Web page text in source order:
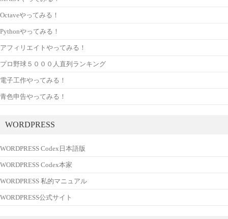
Octaveやってみる！
Pythonやってみる！
アフィリエイトやってみる！
プロ野球５０００人直列ランキング
電子工作やってみる！
青色申告やってみる！
WORDPRESS
WORDPRESS Codex日本語版
WORDPRESS Codex本家
WORDPRESS 私的マニュアル
WORDPRESS公式サイト